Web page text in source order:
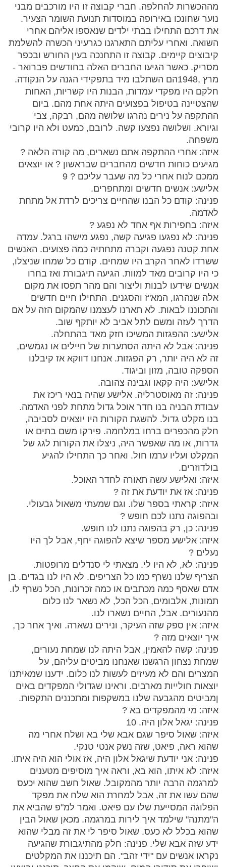
מההכשרות להחלפה. חברי קבוצה זו היו מורכבים מבני
נוער שחונכו באירופה במוסדות תנועת השומר הצעיר.
את דרכם התחילו בבתי ילדים שנאספו אליהם אחרי
השואה. ואחרי עליתם התארגנו כגרעיני הכשרה להשלמת
קיבוצים קיימים. קבוצה זו התחנכה בעין החורש ובכפר
מסריק. כאשר הגיעו החברים האלה בחודשים פברואר -
מרץ ,1948הם השתלבו מיד בתפקידי הגנה על הנקודה.
חלקם היו מפקדי עמדות, הבנות היו קשריות, האחות
שהצטיינה בטיפול בפצועים היתה אחת מהם. ביום
ההתקפה על נירים נהרגו שלושה מהם, רבקה, צבי
וגיורא. ושלושה נפצעו קשה. לרובם, כמעט ולא היו קרובי
משפחה.
איזה: אחרי ההתקפה אתם נשארים, מה קורה הלאה ?
מגיעים כוחות חדשים מהחברים שבראשון ? או יוצאים
ממכם לנוח אחרי כל מה שעבר עליכם ? 9
אלישע: אנשים חדשים ומתחפרים.
פנינה: קודם כל הבנו שהחיים צריכים לרדת אל מתחת
לאדמה.
איזה: בחפירות אף אחד לא נפגע ?
פנינה: לא נפגעו פגיעה קשה, נפגע מישהו ברגל. עמדה
אחת קטנה נפגעה וקברה מתחתיה כמה פצועים. האנשים
ששרדו לאחר הקרב היו שמחים. קודם כל שמחו שניצלו,
כי היו קרובים מאד למוות. הגיעה תיגבורת ואז בחרו
אנשים שידעו לבנות וליצור והם מהר תפסו את מקום
אלה שנהרגו, המא"ז והסגנים. התחילו חיים חדשים
והתכוננו לבאות. לא תארנו לעצמנו שהמקום הזה על אם
הדרך לעזה ומשם לתל אביב לא יותקף שוב.
אלישע: ההפגזות המשיכו חזק מאד בהתחלה.
פנינה: אבל לא היתה הסתערות של חיילים או נגמשים,
זה לא היה יותר, רק הפגזות. אנחנו דווקא אז קיבלנו
הספקה טובה, מזון וביגוד.
אלישע: היה קקאו וגבינה צהובה.
פנינה: זה מאוסטרליה. אלישע שהיה בנאי ריכז את
עבודת הבניה בנו חדר אוכל גדול מתחת לפני האדמה.
בנו מקלט גדול. להשגת הקורות היו יוצאים לסביבה,
חלק מהכפרים ברחו במלחמה. פירקו משם בתים או
גדרות, או מה שאפשר היה, ניצלו את הקורות לגג של
המקלט ועליו ערמו חול. ואחר כך התחילו להגיע
בולדוזרים.
איזה: ואלישע עשה תאורה לחדר האוכל.
פנינה: אז את יודעת את זה ?
איזה: קראתי בספר שלו. וגם שמעתי משאול גבעולי.
ובהפוגה נתנו לכם חופש ?
פנינה: כן, רק בהפוגה נתנו לנו חופש.
איזה: אלישע מספר שיצא להפוגה יחף, אבל לך היו
נעלים ?
פנינה: לא, לא היו לי. מצאתי לי סנדלים מרופטות.
הצריף שלנו נשרף כמו כל הצריפים. לא היו לנו בגדים. בן
אדם שאסף כמה מכתבים או כמה זכרונות, הכל נשרף לו.
תמונות, אלבומים, הכל הכל, לא נשאר לנו כלום
מהנעורים. אבל, החיים נשארו לנו.
איזה: אין ספק שזה העיקר, ונירים נשארה. ואיך אחר כך,
איך יוצאים מזה ?
פנינה: קשה להאמין, אבל היתה לנו שמחת נעורים,
שמחת נצחון הרגשנו שאנחנו מביטים עליהם, על
המצרים והם לא מעיזים לעשות לנו כלום. ידענו שמאיתנו
יוצאות חולייות מארבים. וראינו שגדולי המפקדים באים
ןמביטים מהגבעה שלנו במשקפות ומתכננים התקפות.
איזה: מי מהמפקדים בא ?
פנינה: יגאל אלון היה. 10
איזה: שאול סיפר שגם אבא שלי בא ושלח אחרי מה
שהוא ראה, פיאט, שזה נשק אנטי טנקי.
פנינה: אני יודעת שיגאל אלון היה, אז אולי הוא היה איתו.
איזה: לא איתו, הוא בא, וראה איך מוסיפים מטענים
למרגמה הרבה יותר מהמקובל. שאול חשב שהוא יכעס
שהם עשו את זה, אבל למחרת הוא שלח את מפקד
הפלוגה המסייעת שלו עם פיאט. ואמר למ"פ שהביא את
ה"מתנה" שילמד איך לירות במרגמה. מכאן שאול הבין
שהוא בכלל לא כעס. שאול סיפר לי את זה מבלי שהוא
ידע שזה אבא שלי. פנינה: חלק מהתיגבורת שהגיעה
נקראו אנשים עם "ידי זהב". הם תיכננו את המקלטים